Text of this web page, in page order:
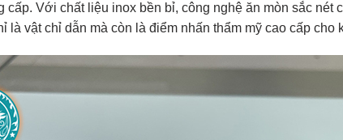
cấp. Với chất liệu inox bền bỉ, công nghệ ăn mòn sắc nét
là vật chỉ dẫn mà còn là điểm nhấn thẩm mỹ cao cấp cho